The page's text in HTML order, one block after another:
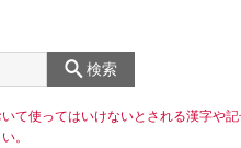
検索
て使ってはいけないとされる漢字や
。